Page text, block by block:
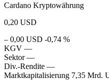
Cardano Kryptowährung
0,20 USD
– 0,00 USD -0,74 %
KGV —
Sektor —
Div.-Rendite —
Marktkapitalisierung 7,35 Mrd.